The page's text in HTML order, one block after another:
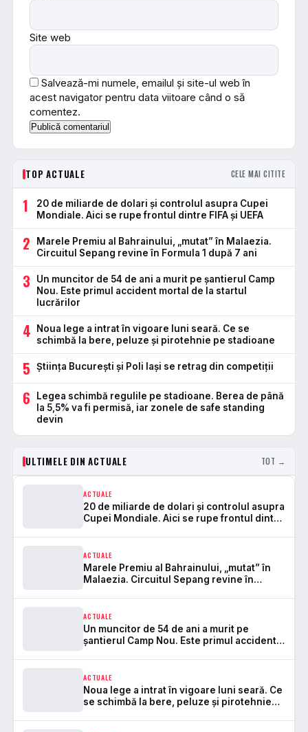
Site web
Salvează-mi numele, emailul și site-ul web în
acest navigator pentru data viitoare când o să
comentez.
TOP ACTUALE CELE MAI CITITE
1
20 de miliarde de dolari și controlul asupra Cupei
Mondiale. Aici se rupe frontul dintre FIFA și UEFA
2
Marele Premiu al Bahrainului, „mutat” în Malaezia.
Circuitul Sepang revine în Formula 1 după 7 ani
3
Un muncitor de 54 de ani a murit pe șantierul Camp
Nou. Este primul accident mortal de la startul
lucrărilor
4
Noua lege a intrat în vigoare luni seară. Ce se
schimbă la bere, peluze și pirotehnie pe stadioane
5 Știința București și Poli Iași se retrag din competiții
6
Legea schimbă regulile pe stadioane. Berea de până
la 5,5% va fi permisă, iar zonele de safe standing
devin
ULTIMELE DIN ACTUALE TOT →
ACTUALE
20 de miliarde de dolari și controlul asupra
Cupei Mondiale. Aici se rupe frontul dintre
ACTUALE
Marele Premiu al Bahrainului, „mutat” în
Malaezia. Circuitul Sepang revine în
ACTUALE
Un muncitor de 54 de ani a murit pe
șantierul Camp Nou. Este primul accident
ACTUALE
Noua lege a intrat în vigoare luni seară. Ce
se schimbă la bere, peluze și pirotehnie